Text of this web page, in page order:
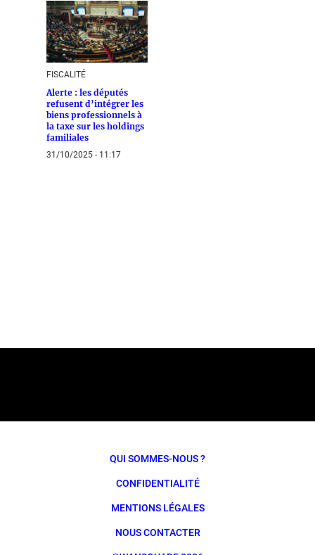
FISCALITÉ
Alerte : les députés
refusent d’intégrer les
biens professionnels à
la taxe sur les holdings
familiales
31/10/2025 - 11:17
QUI SOMMES-NOUS ?
CONFIDENTIALITÉ
MENTIONS LÉGALES
NOUS CONTACTER